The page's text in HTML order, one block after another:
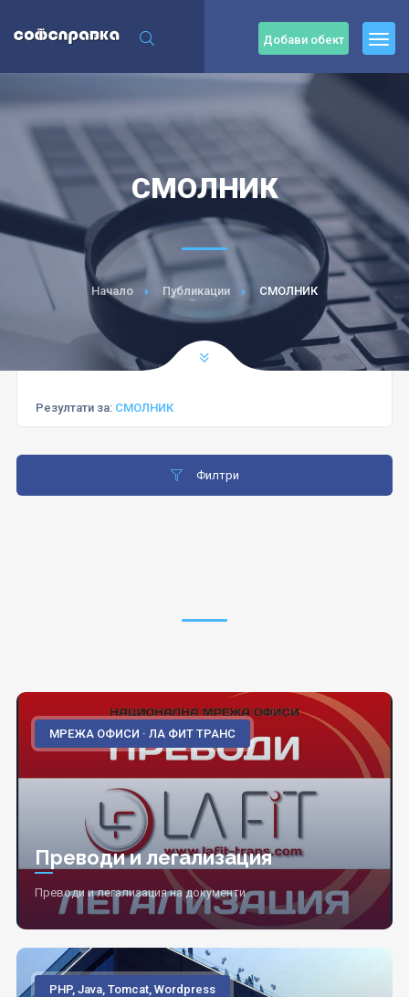
Добави обект
СМОЛНИК
Начало Публикации СМОЛНИК
Резултати за: СМОЛНИК
Филтри
МРЕЖА ОФИСИ · ЛА ФИТ ТРАНС
Преводи и легализация
Преводи и легализация на документи
PHP, Java, Tomcat, Wordpress